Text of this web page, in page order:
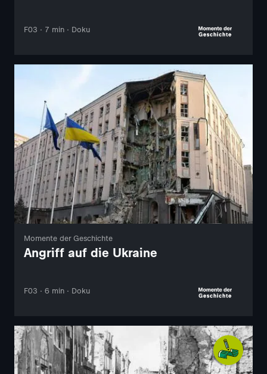
F03 · 7 min · Doku
Momente der Geschichte
Angriff auf die Ukraine
F03 · 6 min · Doku